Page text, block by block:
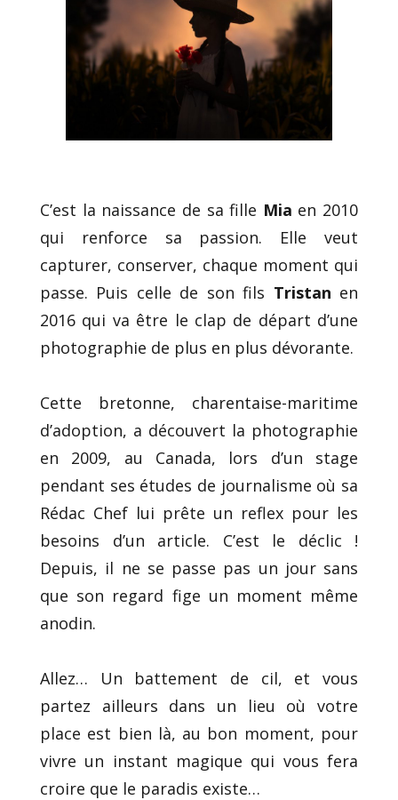
C’est la naissance de sa fille Mia en 2010
qui renforce sa passion. Elle veut
capturer, conserver, chaque moment qui
passe. Puis celle de son fils Tristan en
2016 qui va être le clap de départ d’une
photographie de plus en plus dévorante.
Cette bretonne, charentaise-maritime
d’adoption, a découvert la photographie
en 2009, au Canada, lors d’un stage
pendant ses études de journalisme où sa
Rédac Chef lui prête un reflex pour les
besoins d’un article. C’est le déclic !
Depuis, il ne se passe pas un jour sans
que son regard fige un moment même
anodin.
Allez… Un battement de cil, et vous
partez ailleurs dans un lieu où votre
place est bien là, au bon moment, pour
vivre un instant magique qui vous fera
croire que le paradis existe…